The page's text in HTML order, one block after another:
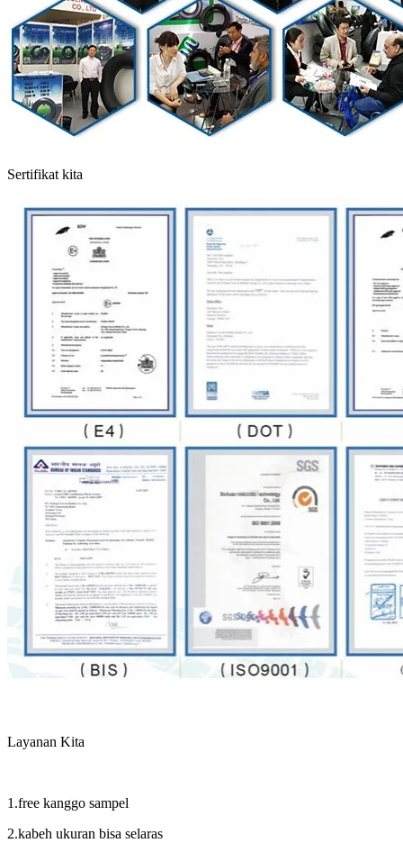
Sertifikat kita
Layanan Kita
1.free kanggo sampel
2.kabeh ukuran bisa selaras